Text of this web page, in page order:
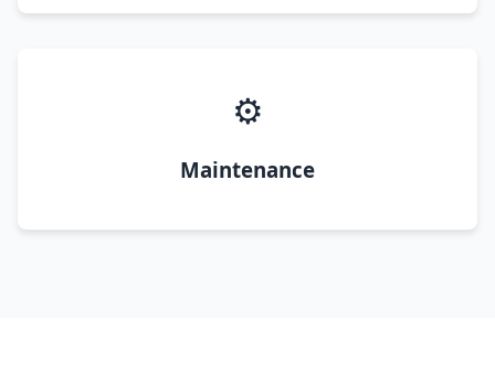
⚙️
Maintenance